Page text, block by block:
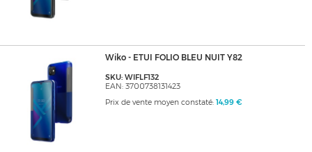
Wiko - ETUI FOLIO BLEU NUIT Y82
SKU: WIFLF132
EAN: 3700738131423
Prix de vente moyen constaté: 14,99 €